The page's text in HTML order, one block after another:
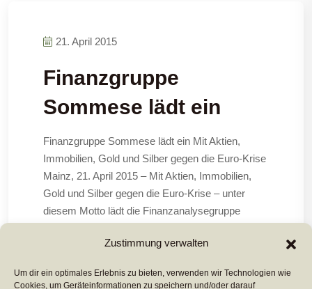
Zustimmung verwalten
Um dir ein optimales Erlebnis zu bieten, verwenden wir Technologien wie
Cookies, um Geräteinformationen zu speichern und/oder darauf
21. April 2015
Finanzgruppe
Sommese lädt ein
Finanzgruppe Sommese lädt ein Mit Aktien,
Immobilien, Gold und Silber gegen die Euro-Krise
Mainz, 21. April 2015 – Mit Aktien, Immobilien,
Gold und Silber gegen die Euro-Krise – unter
diesem Motto lädt die Finanzanalysegruppe
ersten Halbjahr 2015 ein. Die Teilnahme ist